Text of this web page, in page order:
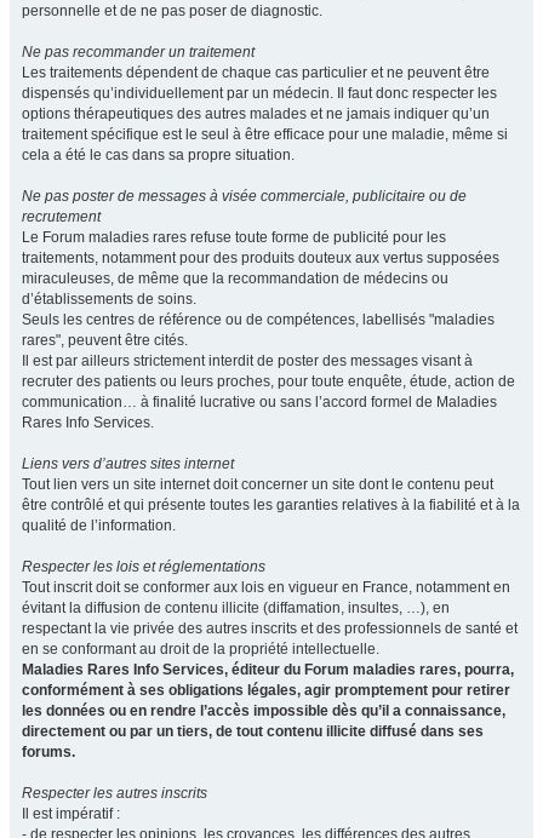
personnelle et de ne pas poser de diagnostic.
Ne pas recommander un traitement
Les traitements dépendent de chaque cas particulier et ne peuvent être
dispensés qu’individuellement par un médecin. Il faut donc respecter les
options thérapeutiques des autres malades et ne jamais indiquer qu’un
traitement spécifique est le seul à être efficace pour une maladie, même si
cela a été le cas dans sa propre situation.
Ne pas poster de messages à visée commerciale, publicitaire ou de
recrutement
Le Forum maladies rares refuse toute forme de publicité pour les
traitements, notamment pour des produits douteux aux vertus supposées
miraculeuses, de même que la recommandation de médecins ou
d’établissements de soins.
Seuls les centres de référence ou de compétences, labellisés "maladies
rares", peuvent être cités.
Il est par ailleurs strictement interdit de poster des messages visant à
recruter des patients ou leurs proches, pour toute enquête, étude, action de
communication… à finalité lucrative ou sans l’accord formel de Maladies
Rares Info Services.
Liens vers d’autres sites internet
Tout lien vers un site internet doit concerner un site dont le contenu peut
être contrôlé et qui présente toutes les garanties relatives à la fiabilité et à la
qualité de l’information.
Respecter les lois et réglementations
Tout inscrit doit se conformer aux lois en vigueur en France, notamment en
évitant la diffusion de contenu illicite (diffamation, insultes, …), en
respectant la vie privée des autres inscrits et des professionnels de santé et
en se conformant au droit de la propriété intellectuelle.
Maladies Rares Info Services, éditeur du Forum maladies rares, pourra,
conformément à ses obligations légales, agir promptement pour retirer
les données ou en rendre l’accès impossible dès qu’il a connaissance,
directement ou par un tiers, de tout contenu illicite diffusé dans ses
forums.
Respecter les autres inscrits
Il est impératif :
- de respecter les opinions, les croyances, les différences des autres